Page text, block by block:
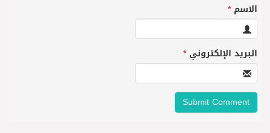
الاسم*
البريد الإلكتروني*